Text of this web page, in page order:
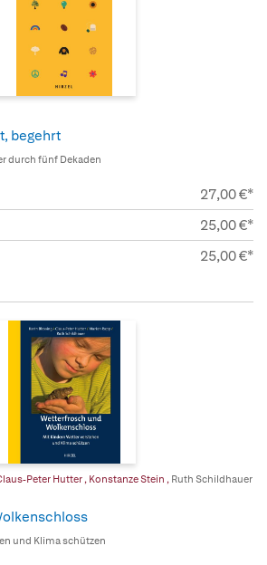
begehrt
durch fünf Dekaden
27,00 €*
25,00 €*
25,00 €*
Peter Hutter , Konstanze Stein , Ruth Schildhauer
und Klima schützen